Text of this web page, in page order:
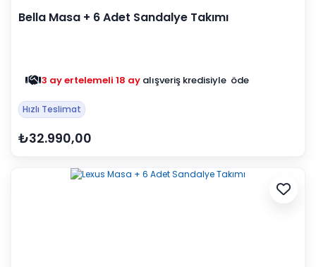
Bella Masa + 6 Adet Sandalye Takımı
3 ay ertelemeli 18 ay alışveriş kredisiyle öde
Hızlı Teslimat
₺32.990,00